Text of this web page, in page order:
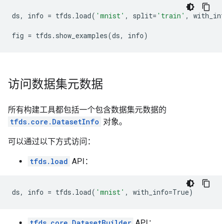
ds, info = tfds . load( 'mnist' , split= 'train' ,
fig = tfds . show_examples(ds, info)
访问数据集元数据
所有构建工具都包括一个包含数据集元数据的
tfds.core.DatasetInfo 对象。
可以通过以下方式访问：
tfds.load API：
ds, info = tfds . load( 'mnist' , with_info=True)